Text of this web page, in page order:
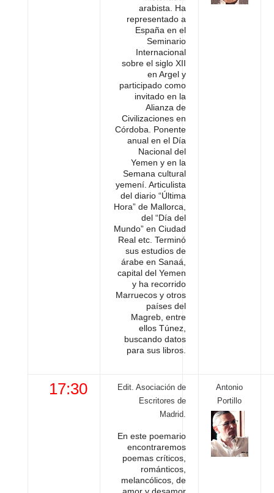
arabista. Ha
representado a
España en el
Seminario
Internacional
sobre el siglo XII
en Argel y
participado como
invitado en la
Alianza de
Civilizaciones en
Córdoba. Ponente
anual en el Día
Nacional del
Yemen y en la
Semana cultural
yemení. Articulista
del diario “Última
Hora” de Mallorca,
del “Día del
Mundo” en Ciudad
Real etc. Terminó
sus estudios de
árabe en Sanaá,
capital del Yemen
y ha recorrido
Marruecos y otros
países del
Magreb, entre
ellos Túnez,
buscando datos
para sus libros.
17:30
Edit. Asociación de
Escritores de
Madrid.
En este poemario
encontraremos
poemas críticos,
románticos,
melancólicos, de
Antonio
Portillo